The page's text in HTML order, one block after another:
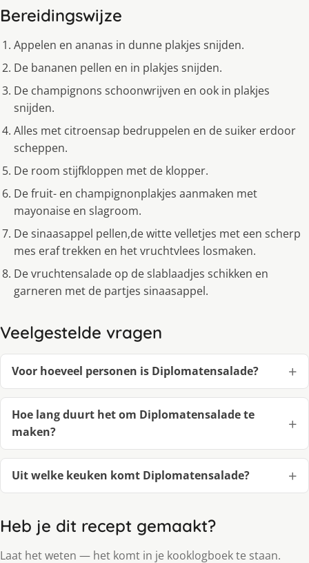
Bereidingswijze
Appelen en ananas in dunne plakjes snijden.
De bananen pellen en in plakjes snijden.
De champignons schoonwrijven en ook in plakjes
snijden.
Alles met citroensap bedruppelen en de suiker erdoor
scheppen.
De room stijfkloppen met de klopper.
De fruit- en champignonplakjes aanmaken met
mayonaise en slagroom.
De sinaasappel pellen,de witte velletjes met een scherp
mes eraf trekken en het vruchtvlees losmaken.
De vruchtensalade op de slablaadjes schikken en
garneren met de partjes sinaasappel.
Veelgestelde vragen
Voor hoeveel personen is Diplomatensalade?
Hoe lang duurt het om Diplomatensalade te
maken?
Uit welke keuken komt Diplomatensalade?
Heb je dit recept gemaakt?
Laat het weten — het komt in je kooklogboek te staan.